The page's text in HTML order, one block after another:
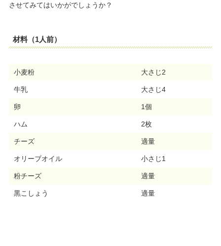
させてみてはいかがでしょうか？
材料（1人前）
小麦粉 大さじ2
牛乳 大さじ4
卵 1個
ハム 2枚
チーズ 適量
オリーブオイル 小さじ1
粉チーズ 適量
黒こしょう 適量